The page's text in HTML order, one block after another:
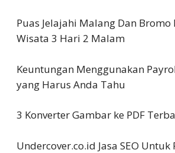
Puas Jelajahi Malang Dan Bromo
Wisata 3 Hari 2 Malam
Keuntungan Menggunakan
yang Harus Anda Tahu
3 Konverter Gambar ke PDF
Undercover.co.id Jasa SEO Untuk